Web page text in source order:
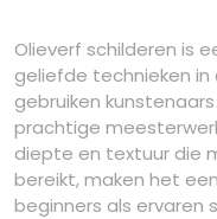
Olieverf schilderen is
geliefde technieken in
gebruiken
prachtige
diepte en textuur die
bereikt, maken het
beginners als ervaren